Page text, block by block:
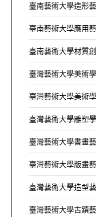
臺南藝術大學造形
臺南藝術大學應用
臺南藝術大學材質
臺灣藝術大學美術
臺灣藝術大學美術
臺灣藝術大學雕塑
臺灣藝術大學書畫
臺灣藝術大學版畫
臺灣藝術大學造型
臺灣藝術大學古蹟